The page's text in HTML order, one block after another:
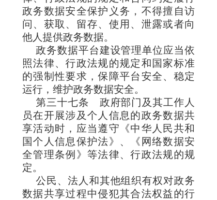
政务数据安全保护义务，不得擅自访
问、获取、留存、使用、泄露或者向
他人提供政务数据。
政务数据平台建设管理单位应当依
照法律、行政法规的规定和国家标准
的强制性要求，保障平台安全、稳定
运行，维护政务数据安全。
第三十七条 政府部门及其工作人
员在开展涉及个人信息的政务数据共
享活动时，应当遵守《中华人民共和
国个人信息保护法》、《网络数据安
全管理条例》等法律、行政法规的规
定。
公民、法人和其他组织有权对政务
数据共享过程中侵犯其合法权益的行